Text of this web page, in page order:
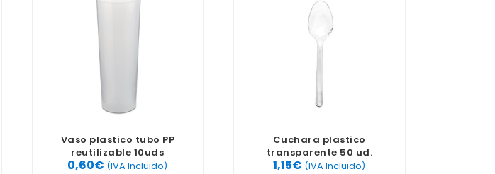
Vaso plastico tubo PP
reutilizable 10uds
0,60€ (IVA Incluido)
Cuchara plastico
transparente 50 ud.
1,15€ (IVA Incluido)